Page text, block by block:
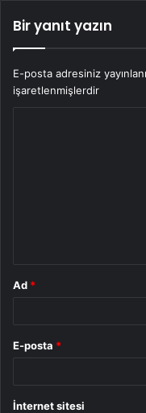
Bir yanıt yazın
E-posta adresiniz
işaretlenmişlerdir
Ad *
E-posta *
İnternet sitesi